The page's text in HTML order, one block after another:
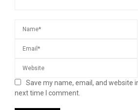
Save my name, email, and website
next time I comment.